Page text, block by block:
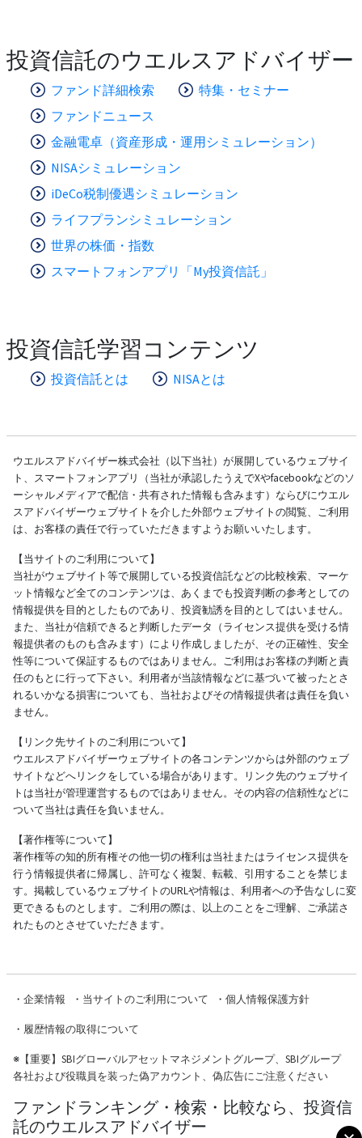
投資信託のウエルスアドバイザー
ファンド詳細検索
特集・セミナー
ファンドニュース
金融電卓（資産形成・運用シミュレーション）
NISAシミュレーション
iDeCo税制優遇シミュレーション
ライフプランシミュレーション
世界の株価・指数
スマートフォンアプリ「My投資信託」
投資信託学習コンテンツ
投資信託とは NISAとは
ウエルスアドバイザー株式会社（以下当社）が展開しているウェブサイ
ト、スマートフォンアプリ（当社が承認したうえでXやfacebookなどのソ
ーシャルメディアで配信・共有された情報も含みます）ならびにウエル
スアドバイザーウェブサイトを介した外部ウェブサイトの閲覧、ご利用
は、お客様の責任で行っていただきますようお願いいたします。
【当サイトのご利用について】
当社がウェブサイト等で展開している投資信託などの比較検索、マーケ
ット情報など全てのコンテンツは、あくまでも投資判断の参考としての
情報提供を目的としたものであり、投資勧誘を目的としてはいません。
また、当社が信頼できると判断したデータ（ライセンス提供を受ける情
報提供者のものも含みます）により作成しましたが、その正確性、安全
性等について保証するものではありません。ご利用はお客様の判断と責
任のもとに行って下さい。利用者が当該情報などに基づいて被ったとさ
れるいかなる損害についても、当社およびその情報提供者は責任を負い
ません。
【リンク先サイトのご利用について】
ウエルスアドバイザーウェブサイトの各コンテンツからは外部のウェブ
サイトなどへリンクをしている場合があります。リンク先のウェブサイ
トは当社が管理運営するものではありません。その内容の信頼性などに
ついて当社は責任を負いません。
【著作権等について】
著作権等の知的所有権その他一切の権利は当社またはライセンス提供を
行う情報提供者に帰属し、許可なく複製、転載、引用することを禁じま
す。掲載しているウェブサイトのURLや情報は、利用者への予告なしに変
更できるものとします。ご利用の際は、以上のことをご理解、ご承諾さ
れたものとさせていただきます。
・ 企業情報 ・ 当サイトのご利用について ・ 個人情報保護方針
・ 履歴情報の取得について
※【重要】SBIグローバルアセットマネジメントグループ、SBIグループ
各社および役職員を装った偽アカウント、偽広告にご注意ください
ファンドランキング・検索・比較なら、投資信
託のウエルスアドバイザー